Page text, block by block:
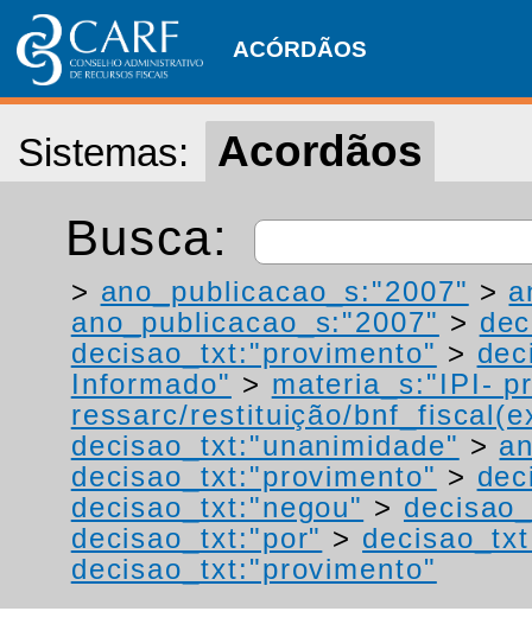
ACÓRDÃOS
Sistemas: Acordãos
Busca:
> ano_publicacao_s:"2007" >
ano_publicacao_s:"2007" >
decisao_txt:"provimento" >
Informado" > materia_s:"IPI-
ressarc/restituição/
decisao_txt:"unanimidade" >
decisao_txt:"provimento" >
decisao_txt:"negou" >
decisao_txt:"por" >
decisao_txt:"provimento"